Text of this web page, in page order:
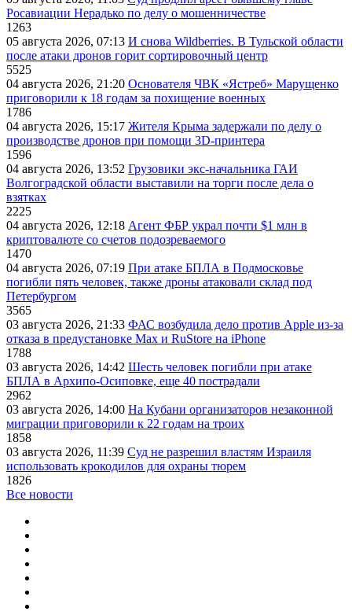
Росавиации Нерадько по делу о мошенничестве
1263
05 августа 2026, 07:13 И снова Wildberries. В Тульской области
после атаки дронов горит сортировочный центр
5525
04 августа 2026, 21:20 Основателя ЧВК «Ястреб» Марущенко
приговорили к 18 годам за похищение военных
1786
04 августа 2026, 15:17 Жителя Крыма задержали по делу о
производстве дронов при помощи 3D‑принтера
1596
04 августа 2026, 13:52 Грузовики экс-начальника ГАИ
Волгоградской области выставили на торги после дела о
взятках
2225
04 августа 2026, 12:18 Агент ФБР украл почти $1 млн в
криптовалюте со счетов подозреваемого
1470
04 августа 2026, 07:19 При атаке БПЛА в Подмосковье
погибли пять человек, также дроны атаковали склад под
Петербургом
3565
03 августа 2026, 21:33 ФАС возбудила дело против Apple из-за
отказа в предустановке Max и RuStore на iPhone
1788
03 августа 2026, 14:42 Шесть человек погибли при атаке
БПЛА в Архипо-Осиповке, еще 40 пострадали
2962
03 августа 2026, 14:00 На Кубани организаторов незаконной
миграции приговорили к 22 годам на троих
1858
03 августа 2026, 11:39 Суд не разрешил властям Израиля
использовать крокодилов для охраны тюрем
1826
Все новости